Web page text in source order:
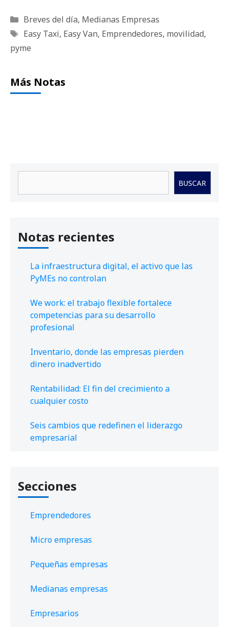
Categorías
Breves del día, Medianas Empresas
Etiquetas
Easy Taxi, Easy Van, Emprendedores, movilidad,
pyme
Más Notas
BUSCAR
Notas recientes
La infraestructura digital, el activo que las
PyMEs no controlan
We work: el trabajo flexible fortalece
competencias para su desarrollo
profesional
Inventario, donde las empresas pierden
dinero inadvertido
Rentabilidad: El fin del crecimiento a
cualquier costo
Seis cambios que redefinen el liderazgo
empresarial
Secciones
Emprendedores
Micro empresas
Pequeñas empresas
Medianas empresas
Empresarios